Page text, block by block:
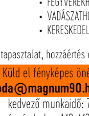
érdekében
kevlar csattal való